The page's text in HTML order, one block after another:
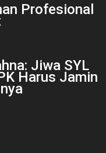
Profesional
Jiwa SYL
Harus Jamin